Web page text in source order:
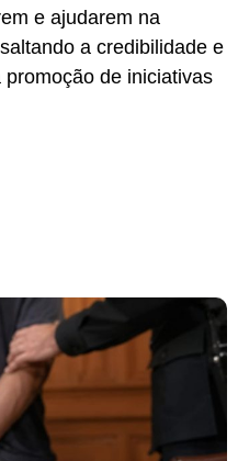
e ajudarem na
a credibilidade e
de iniciativas